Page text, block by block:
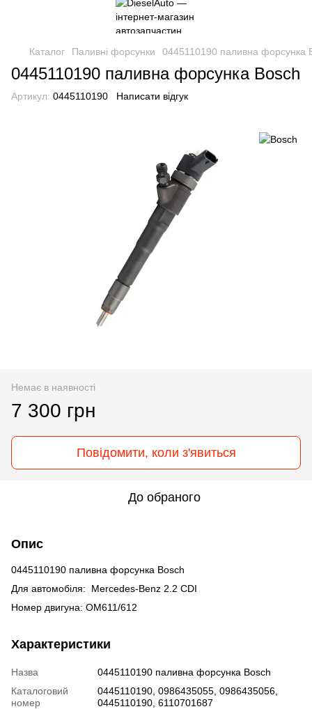
Каталог Паливні форсунки 0445110190 паливна форсунка
0445110190 паливна форсунка Bosch
Артикул: 0445110190 Написати відгук
Немає в наявності
7 300 грн
Повідомити, коли з'явиться
До обраного
Опис
0445110190 паливна форсунка Bosch
Для автомобіля: Mercedes-Benz 2.2 CDI
Номер двигуна: OM611/612
Характеристики
Назва
0445110190 паливна форсунка Bosch
Каталоговий
номер
0445110190, 0986435055, 0986435056,
0445110190, 6110701687